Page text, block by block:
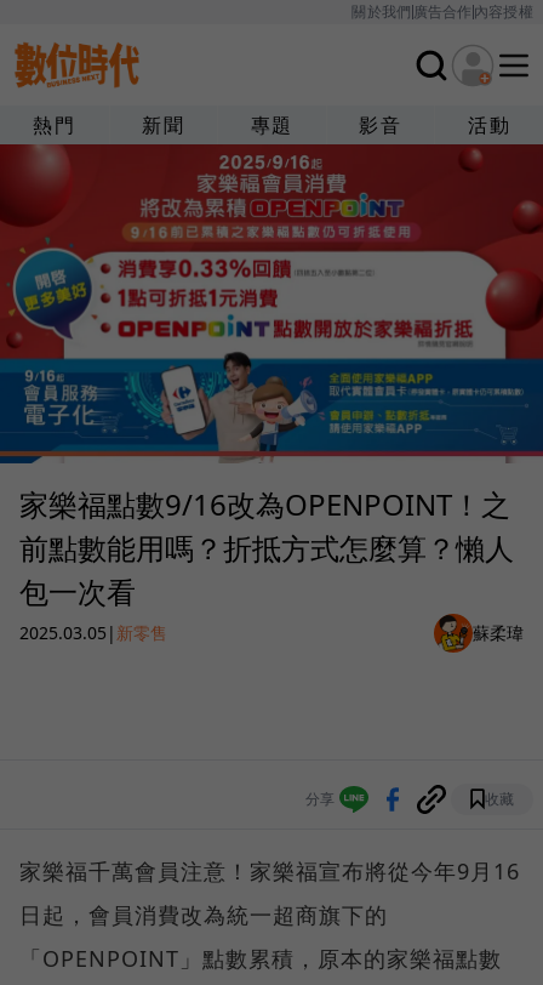
關於我們廣告合作內容授權
熱門 新聞 專題 影音 活動
家樂福點數9/16改為OPENPOINT！之
前點數能用嗎？折抵方式怎麼算？懶人
包一次看
2025.03.05 | 新零售 蘇柔瑋
分享 收藏
家樂福千萬會員注意！家樂福宣布將從今年9月16
日起，會員消費改為統一超商旗下的
「OPENPOINT」點數累積，原本的家樂福點數